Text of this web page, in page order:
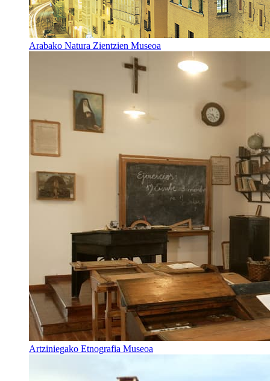
Arabako Natura Zientzien Museoa
Artziniegako Etnografia Museoa